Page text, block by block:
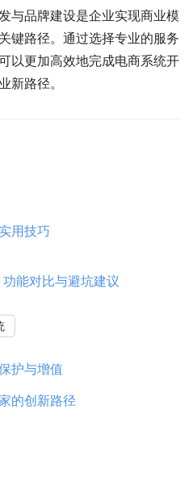
与品牌建设是企业实现商业模
键路径。通过选择专业的服务
以更加高效地完成电商系统开
新路径。
用技巧
能对比与避坑建议
护与增值
的创新路径